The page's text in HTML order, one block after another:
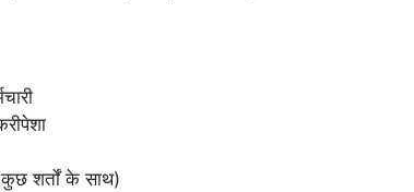
शर्तों के साथ)